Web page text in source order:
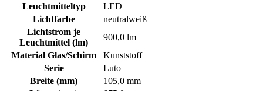
Leuchtmitteltyp
LED
Lichtfarbe
neutralweiß
Lichtstrom je
Leuchtmittel (lm)
900,0 lm
Material Glas/Schirm
Kunststoff
Serie
Luto
Breite (mm)
105,0 mm